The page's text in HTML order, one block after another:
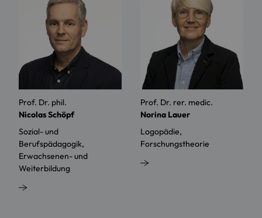
Prof. Dr. phil.
Nicolas Schöpf
Sozial- und
Berufspädagogik,
Erwachsenen- und
Weiterbildung
Prof. Dr. rer. medic.
Norina Lauer
Logopädie,
Forschungstheorie